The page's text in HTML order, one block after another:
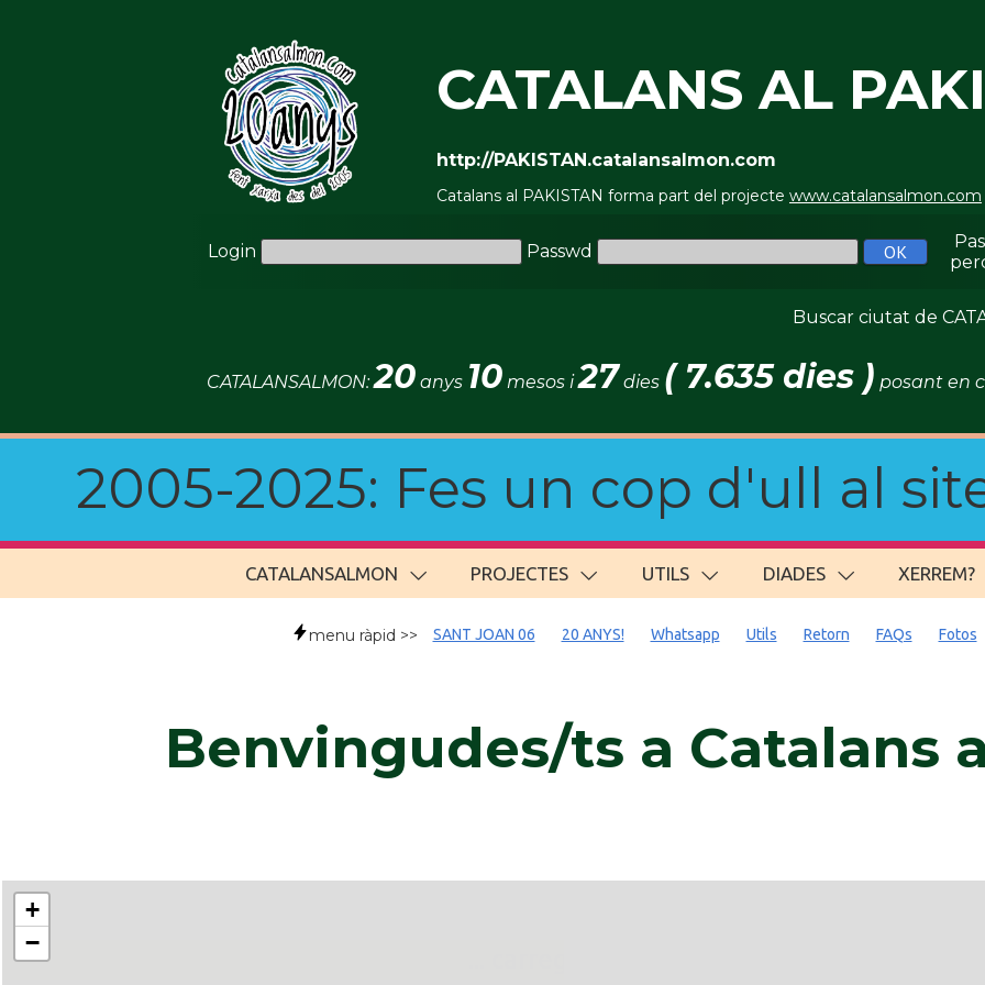
CATALANS AL
http://PAKISTAN.catalansalmon.com
Catalans al PAKISTAN forma part del projecte www.catalansalmon.com
Login Passwd
Buscar ciutat de
CATALANSALMON:20 anys 10 mesos i27 dies ( 7.635 dies ) posant en
2005-2025: Fes un cop d'ull al
CATALANSALMON PROJECTES UTILS DIADES XERREM?
menu ràpid >> SANT JOAN 06 20 ANYS! Whatsapp Utils Retorn FAQs Fotos
Benvingudes/ts a Catalans
+
−